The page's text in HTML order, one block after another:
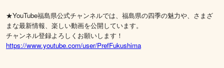
★YouTube福島県公式チャンネルでは、福島県の四季の魅力や、さまざ
まな最新情報、楽しい動画を公開しています。
チャンネル登録よろしくお願いします！
https://www.youtube.com/user/PrefFukushima